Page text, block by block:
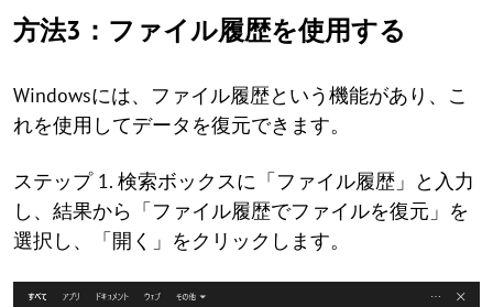
方法3：ファイル履歴を使用する
Windowsには、ファイル履歴という機能があり、こ
れを使用してデータを復元できます。
ステップ 1. 検索ボックスに「ファイル履歴」と入力
し、結果から「ファイル履歴でファイルを復元」を
選択し、「開く」をクリックします。